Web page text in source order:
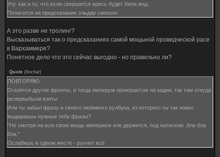
Угу. как и то, что если свершится ересь будет Хепи жнд.
Полагатся на предсказание эльдар смешно.
А это разве не тролинг?
Высказываться так о предсказаниях самой мощьной провидческой расе
в Вархаммере?
Понятное дело что это сейчас выгодно - но правильно ли?
Quote (Anchar)
ПОВТОРЯЮ.
Огалятся другие фронты, и тогда имперум проиграет,не на кадии, так там откуда
резервыбыли взяты
Или ты забыл фразу и своего любимого рулбука, из которого ты так ловко
выдираешь нужные тебе фразы?
"Не смотря на всю свою мощь империум еле держится, под натиском .бла бла
бла."
Ослабишь в одном месте - рухнет всё